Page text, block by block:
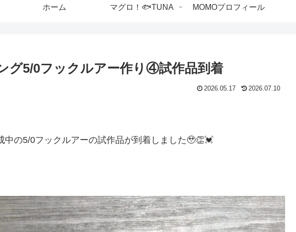
ホーム マグロ！🐟TUNA MOMOプロフィール
グ5/0フックルアー作り④試作品到着
2026.05.17 2026.07.10
中の5/0フックルアーの試作品が到着しました🥹👏💓